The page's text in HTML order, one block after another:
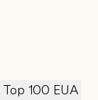
Top 100 EUA